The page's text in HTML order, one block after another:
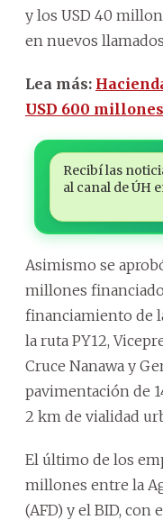
y los USD 40
en nuevos
Lea más:
USD 600
Recibí las
al canal de ÚH
Asimismo se
millones
financiamiento de
la ruta PY12,
Cruce Nanawa y
pavimentación de
2 km de vialidad
El último de los
millones entre la
(AFD) y el BID, con